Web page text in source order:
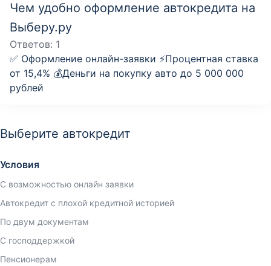
Чем удобно оформление автокредита на
Выберу.ру
Ответов: 1
✅ Оформление онлайн-заявки ⚡️Процентная ставка
от 15,4% 💰Деньги на покупку авто до 5 000 000
рублей
Выберите автокредит
Условия
С возможностью онлайн заявки
Автокредит с плохой кредитной историей
По двум документам
С господдержкой
Пенсионерам